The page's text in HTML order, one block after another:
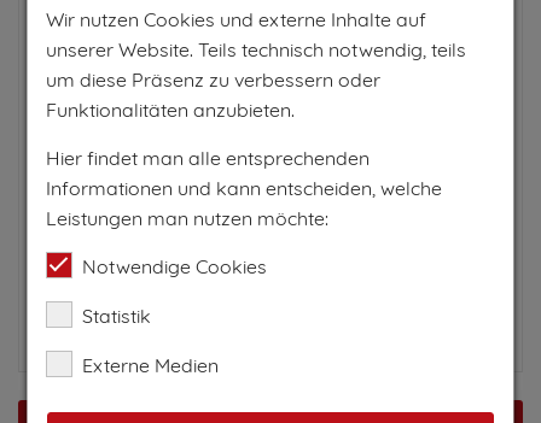
Skifahren, Snowboarden oder Langlaufen - hier ist
Die schönste und längste Langlaufloipe des Tals
beginnt dabei nur wenige Meter hinter unserem
Hotel.
Der Walserbus bringt Sie zudem kostenlos und
bequem zu den nächsten Skischulen und
Skigebieten des Kleinwalsertales.
Wir nutzen Cookies und externe Inhalte auf
unserer Website. Teils technisch notwendig, teils
um diese Präsenz zu verbessern oder
Funktionalitäten anzubieten.
Hier findet man alle entsprechenden
Informationen und kann entscheiden, welche
Leistungen man nutzen möchte:
Notwendige Cookies
Statistik
Externe Medien